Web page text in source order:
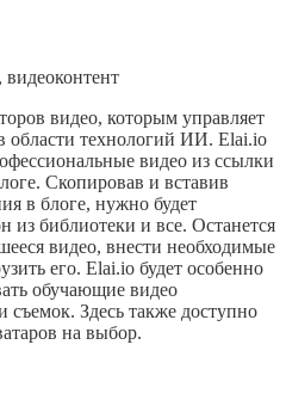
видео, которым управляет
области технологий ИИ. Elai.io
видео из ссылки
Скопировав и вставив
в блоге, нужно будет
библиотеки и все. Останется
видео, внести необходимые
его. Elai.io будет особенно
обучающие видео
съемок. Здесь также доступно
на выбор.